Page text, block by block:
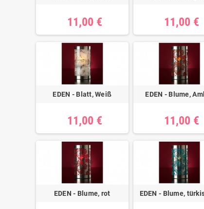
11,00 € 11,00 €
EDEN - Blatt, Weiß
11,00 €
EDEN - Blume,
11,00 €
EDEN - Blume, rot EDEN - Blume,